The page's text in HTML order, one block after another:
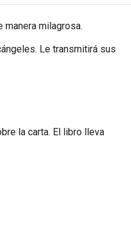
milagrosa.
Le transmitirá sus
la carta. El libro lleva